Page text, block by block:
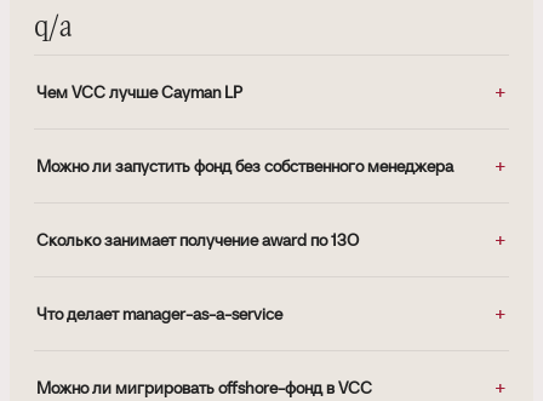
q/a
Чем VCC лучше Cayman LP
Можно ли запустить фонд без собственного менеджера
Сколько занимает получение award по 13O
Что делает manager-as-a-service
Можно ли мигрировать offshore-фонд в VCC